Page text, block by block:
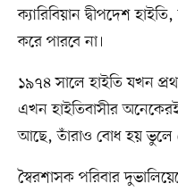
ক্যারিবিয়ান দ্বীপদেশ
করে পারবে না।
১৯৭৪ সালে হাইতি যখন
এখন হাইতিবাসীর
আছে, তাঁরাও বোধ হয় ভুলে
স্বৈরশাসক পরিবার